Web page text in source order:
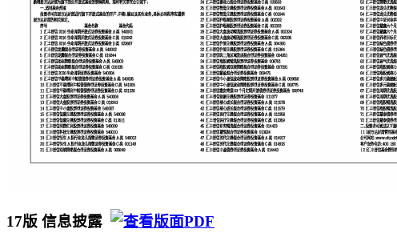
17版 信息披露